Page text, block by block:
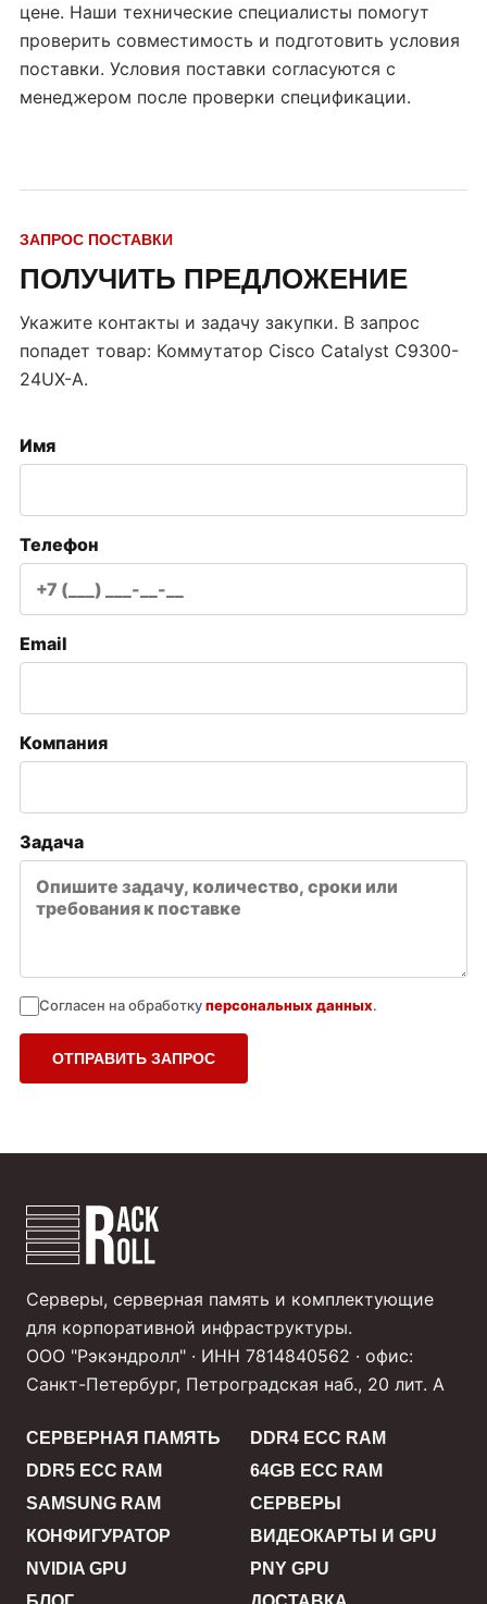
цене. Наши технические специалисты помогут
проверить совместимость и подготовить условия
поставки. Условия поставки согласуются с
менеджером после проверки спецификации.
ЗАПРОС ПОСТАВКИ
ПОЛУЧИТЬ ПРЕДЛОЖЕНИЕ
Укажите контакты и задачу закупки. В запрос
попадет товар: Коммутатор Cisco Catalyst C9300-
24UX-A.
Имя
Телефон
Email
Компания
Задача
Согласен на обработкуперсональных данных.
ОТПРАВИТЬ ЗАПРОС
Серверы, серверная память и комплектующие
для корпоративной инфраструктуры.
ООО "Рэкэндролл" · ИНН 7814840562 · офис:
Санкт-Петербург, Петроградская наб., 20 лит. А
СЕРВЕРНАЯ ПАМЯТЬ
DDR4 ECC RAM
DDR5 ECC RAM
64GB ECC RAM
SAMSUNG RAM
СЕРВЕРЫ
КОНФИГУРАТОР
ВИДЕОКАРТЫ И GPU
NVIDIA GPU
PNY GPU